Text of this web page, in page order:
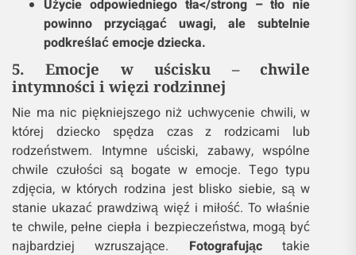
Wykorzystanie naturalnego światła</strong –
stawia na naturalność, unikając zbyt silnych
cieni i kontrastów.
Obserwacja detali</strong – uchwycenie
małych gestów, które świadczą o emocjach,
np. uśmiech, spojrzenie.
Reakcja na momenty</strong – pozwól
dziecku być sobą, uchwycając spontaniczne
chwile emocji.
Użycie odpowiedniego tła</strong – tło nie
powinno przyciągać uwagi, ale subtelnie
podkreślać emocje dziecka.